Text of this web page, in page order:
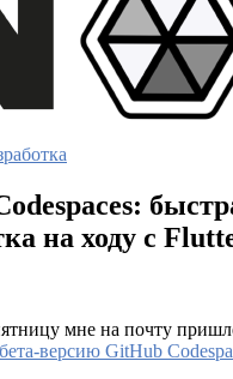
на ходу с
мне на почту
бета-версию GitHub